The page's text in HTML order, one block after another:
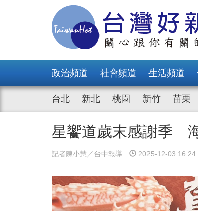
政治頻道 社會頻道 生活頻道
台北 新北 桃園 新竹 苗栗
星饗道歲末感謝季
記者陳小慧／台中報導 2025-12-03 16:24